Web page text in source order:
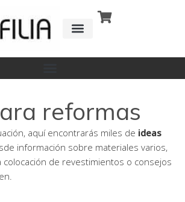
reformas
aquí encontrarás miles de ideas
información sobre materiales varios,
colocación de revestimientos o consejos